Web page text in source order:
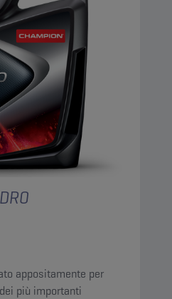
appositamente per
più importanti